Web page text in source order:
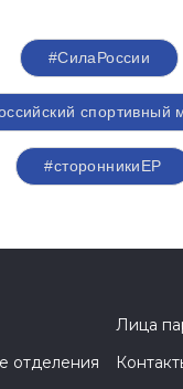
#СилаРоссии
спортивный
#сторонникиЕР
Лица
отделения